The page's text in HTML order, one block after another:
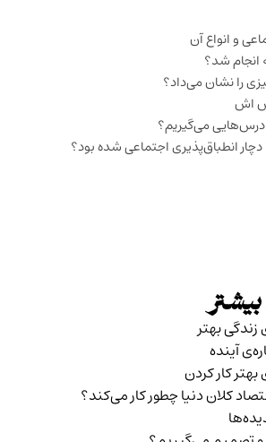
و انواع آن
شد؟
را نشان می‌داد؟
اش
می‌گیریم؟
بهتر
آينده
کار کردن
کلان دنیا چطور کار می‌کند؟